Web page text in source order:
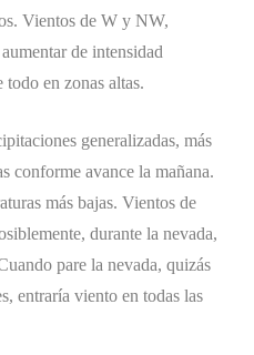
Vientos de W y NW,
de intensidad
en zonas altas.
generalizadas, más
conforme avance la mañana.
más bajas. Vientos de
durante la nevada,
pare la nevada, quizás
entraría viento en todas las